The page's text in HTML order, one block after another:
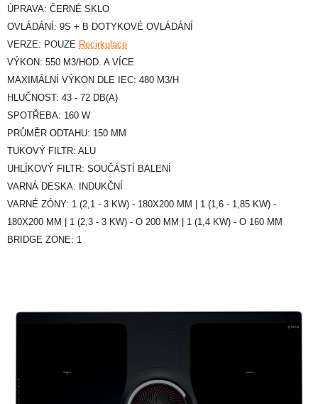
ÚPRAVA: ČERNÉ SKLO
OVLÁDÁNÍ: 9S + B DOTYKOVÉ OVLÁDÁNÍ
VERZE: POUZE Recirkulace
VÝKON: 550 M3/HOD. A VÍCE
MAXIMÁLNÍ VÝKON DLE IEC: 480 M3/H
HLUČNOST: 43 - 72 DB(A)
SPOTŘEBA: 160 W
PRŮMĚR ODTAHU: 150 MM
TUKOVÝ FILTR: ALU
UHLÍKOVÝ FILTR: SOUČÁSTÍ BALENÍ
VARNÁ DESKA: INDUKČNÍ
VARNÉ ZÓNY: 1 (2,1 - 3 KW) - 180X200 MM | 1 (1,6 - 1,85 KW) -
180X200 MM | 1 (2,3 - 3 KW) - O 200 MM | 1 (1,4 KW) - O 160 MM
BRIDGE ZONE: 1